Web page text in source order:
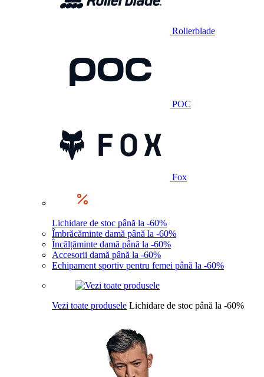
Rollerblade
POC
Fox
Lichidare de stoc până la -60%
Îmbrăcăminte damă până la -60%
Încălțăminte damă până la -60%
Accesorii damă până la -60%
Echipament sportiv pentru femei până la -60%
Vezi toate produsele Lichidare de stoc până la -60%